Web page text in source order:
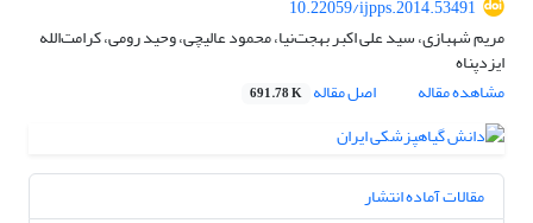
10.22059/ijpps.2014.53491
مریم شهبازی، سید علی اکبر بهجت‌نیا، محمود عالیچی، وحید رومی، کرامت‌الله
ایزدپناه
مشاهده مقاله
اصل مقاله 691.78 K
مقالات آماده انتشار